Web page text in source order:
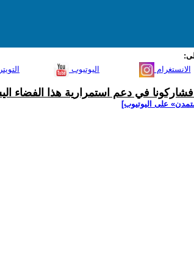
التويتر اليوتيوب الانستغرام
في دعم استمرارية هذا الفضاء
على اليوتيوب]